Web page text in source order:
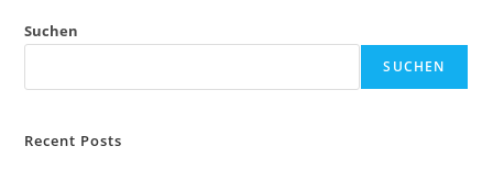
Suchen
SUCHEN
Recent Posts